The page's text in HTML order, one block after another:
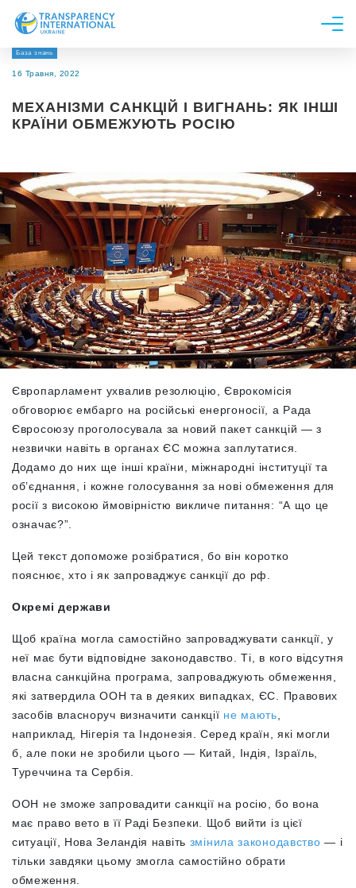
Про нас
Дослідження
Долучитися
База знань
16 Травня, 2022
МЕХАНІЗМИ САНКЦІЙ І ВИГНАНЬ: ЯК ІНШІ
КРАЇНИ ОБМЕЖУЮТЬ РОСІЮ
Європарламент ухвалив резолюцію, Єврокомісія
обговорює ембарго на російські енергоносії, а Рада
Євросоюзу проголосувала за новий пакет санкцій — з
незвички навіть в органах ЄС можна заплутатися.
Додамо до них ще інші країни, міжнародні інституції та
об’єднання, і кожне голосування за нові обмеження для
росії з високою ймовірністю викличе питання: “А що це
означає?”.
Цей текст допоможе розібратися, бо він коротко
пояснює, хто і як запроваджує санкції до рф.
Окремі держави
Щоб країна могла самостійно запроваджувати санкції, у
неї має бути відповідне законодавство. Ті, в кого відсутня
власна санкційна програма, запроваджують обмеження,
які затвердила ООН та в деяких випадках, ЄС. Правових
засобів власноруч визначити санкції не мають
наприклад, Нігерія та Індонезія. Серед країн, які могли
б, але поки не зробили цього — Китай, Індія, Ізраїль,
Туреччина та Сербія.
ООН не зможе запровадити санкції на росію, бо вона
має право вето в її Раді Безпеки. Щоб вийти із цієї
ситуації, Нова Зеландія навіть змінила законодавство — і
тільки завдяки цьому змогла самостійно обрати
обмеження.